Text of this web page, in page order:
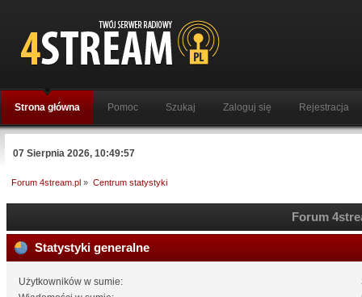
Strona główna Pomoc Szukaj Zaloguj się Rejestracja
07 Sierpnia 2026, 10:49:57
Forum 4stream.pl » Centrum statystyki
Forum
Statystyki generalne
Użytkowników w sumie: